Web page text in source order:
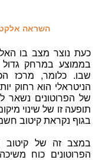
השראה
כעת נוצר מצב בו
בממוצע במרחק גדול
שבו. כלומר, מרכז
הניטראלי הוא רחוק
של הפרוטונים נשאר
תופעה זו של שינוי
בגוף נקראת קיטוב
במצב זה של קיטוב
הפרוטונים כוח